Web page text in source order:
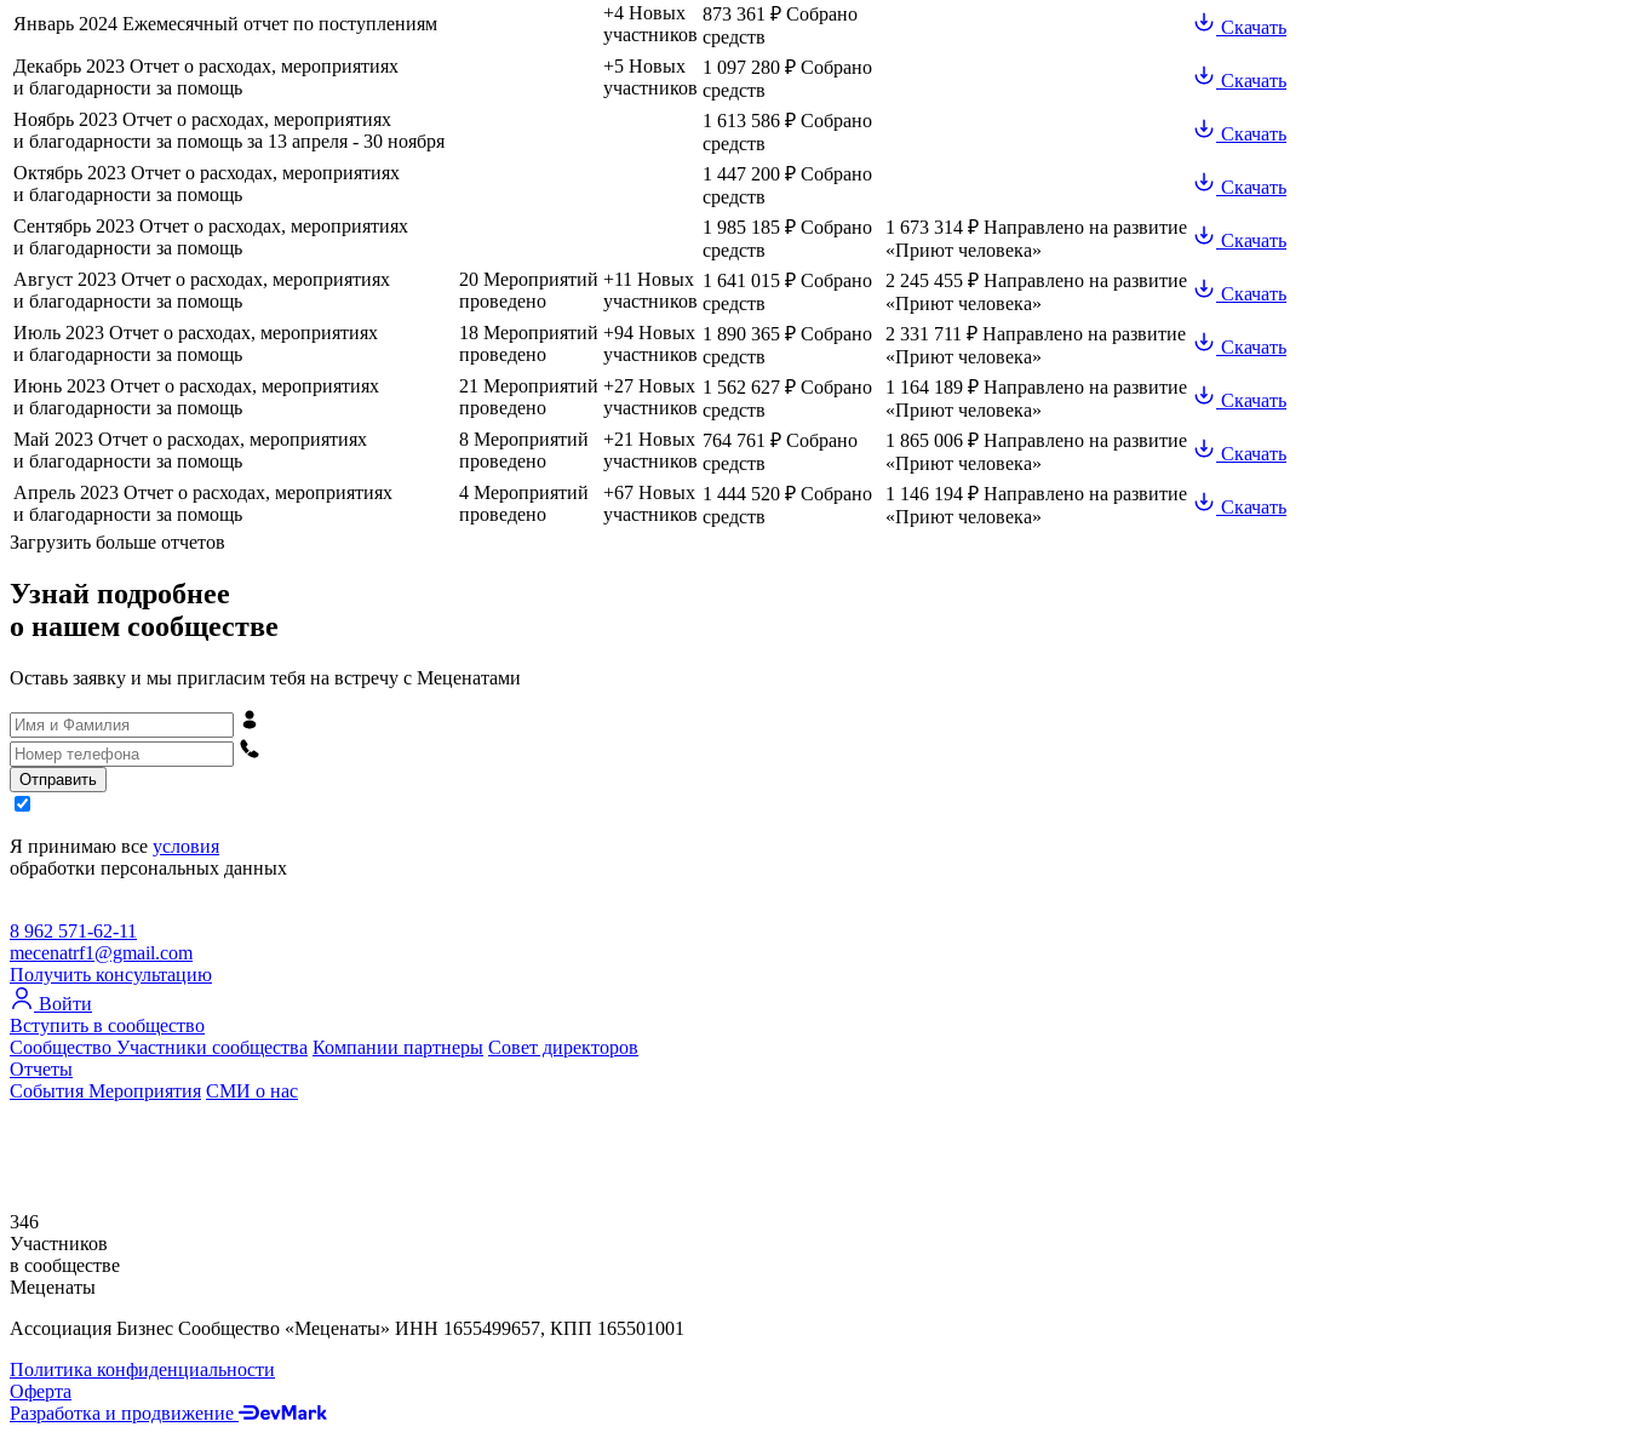
Январь 2024 Ежемесячный отчет по поступлениям
+4 Новых
участников
873 361 ₽ Собрано
средств
Скачать
Декабрь 2023 Отчет о расходах, мероприятиях
и благодарности за помощь
+5 Новых
участников
1 097 280 ₽ Собрано
средств
Скачать
Ноябрь 2023 Отчет о расходах, мероприятиях
и благодарности за помощь за 13 апреля - 30 ноября
1 613 586 ₽ Собрано
средств
Скачать
Октябрь 2023 Отчет о расходах, мероприятиях
и благодарности за помощь
1 447 200 ₽ Собрано
средств
Скачать
Сентябрь 2023 Отчет о расходах, мероприятиях
и благодарности за помощь
1 985 185 ₽ Собрано
средств
1 673 314 ₽ Направлено на развитие
«Приют человека»
Скачать
Август 2023 Отчет о расходах, мероприятиях
и благодарности за помощь
20 Мероприятий
проведено
+11 Новых
участников
1 641 015 ₽ Собрано
средств
2 245 455 ₽ Направлено на развитие
«Приют человека»
Скачать
Июль 2023 Отчет о расходах, мероприятиях
и благодарности за помощь
18 Мероприятий
проведено
+94 Новых
участников
1 890 365 ₽ Собрано
средств
2 331 711 ₽ Направлено на развитие
«Приют человека»
Скачать
Июнь 2023 Отчет о расходах, мероприятиях
и благодарности за помощь
21 Мероприятий
проведено
+27 Новых
участников
1 562 627 ₽ Собрано
средств
1 164 189 ₽ Направлено на развитие
«Приют человека»
Скачать
Май 2023 Отчет о расходах, мероприятиях
и благодарности за помощь
8 Мероприятий
проведено
+21 Новых
участников
764 761 ₽ Собрано
средств
1 865 006 ₽ Направлено на развитие
«Приют человека»
Скачать
Апрель 2023 Отчет о расходах, мероприятиях
и благодарности за помощь
4 Мероприятий
проведено
+67 Новых
участников
1 444 520 ₽ Собрано
средств
1 146 194 ₽ Направлено на развитие
«Приют человека»
Скачать
Загрузить больше отчетов
Узнай подробнее
о нашем сообществе
Оставь заявку и мы пригласим тебя на встречу с Меценатами
Отправить
Я принимаю все условия
обработки персональных данных
8 962 571-62-11
mecenatrf1@gmail.com
Получить консультацию
Войти
Вступить в сообщество
Сообщество Участники сообщества Компании партнеры Совет директоров
Отчеты
События Мероприятия СМИ о нас
346
Участников
в сообществе
Меценаты
Ассоциация Бизнес Сообщество «Меценаты» ИНН 1655499657, КПП 165501001
Политика конфиденциальности
Оферта
Разработка и продвижение